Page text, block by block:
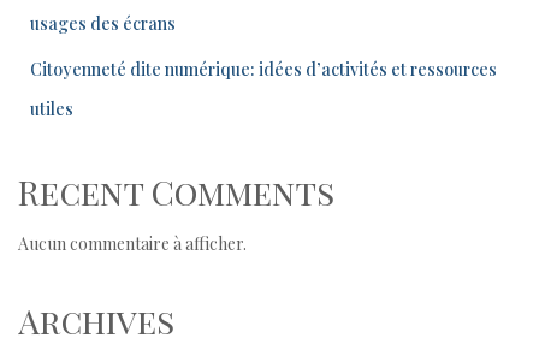
usages des écrans
Citoyenneté dite numérique: idées d’activités et ressources
utiles
Recent Comments
Aucun commentaire à afficher.
Archives